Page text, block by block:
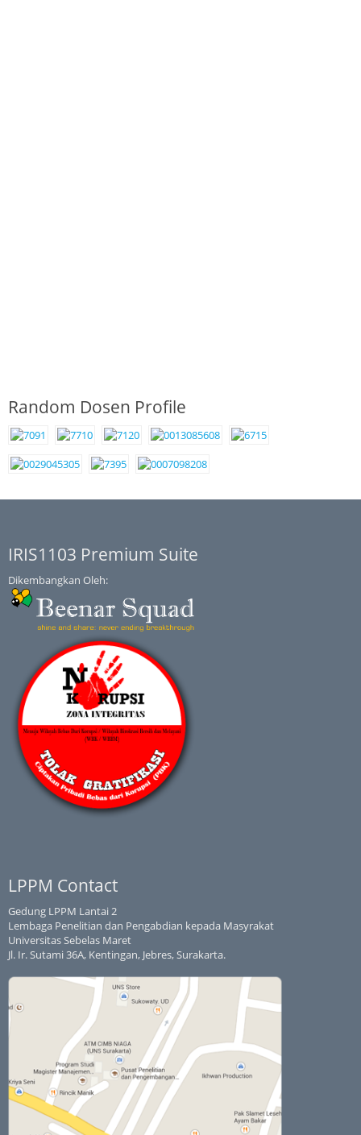
Random Dosen Profile
IRIS1103 Premium Suite
Dikembangkan Oleh:
LPPM Contact
Gedung LPPM Lantai 2
Lembaga Penelitian dan Pengabdian kepada Masyrakat
Universitas Sebelas Maret
Jl. Ir. Sutami 36A, Kentingan, Jebres, Surakarta.